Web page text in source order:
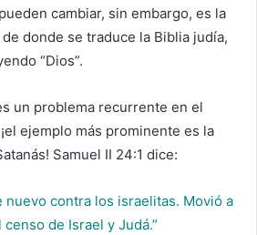
cambiar, sin embargo, es la
donde se traduce la Biblia judía,
“Dios”.
un problema recurrente en el
ejemplo más prominente es la
Samuel II 24:1 dice:
nuevo contra los israelitas. Movió a
de Israel y Judá.”